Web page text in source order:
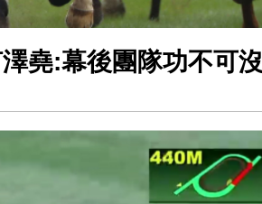
堯:幕後團隊功不可沒